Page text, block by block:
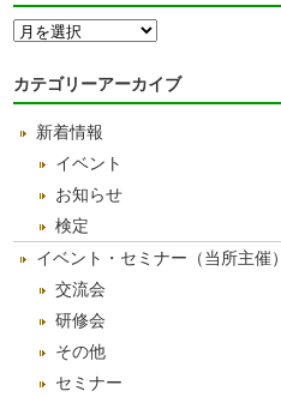
月
ー
イ
カテゴリーアーカイブ
新着情報
イベント
お知らせ
検定
イベント・セミナー（当所主催）
交流会
研修会
その他
セミナー